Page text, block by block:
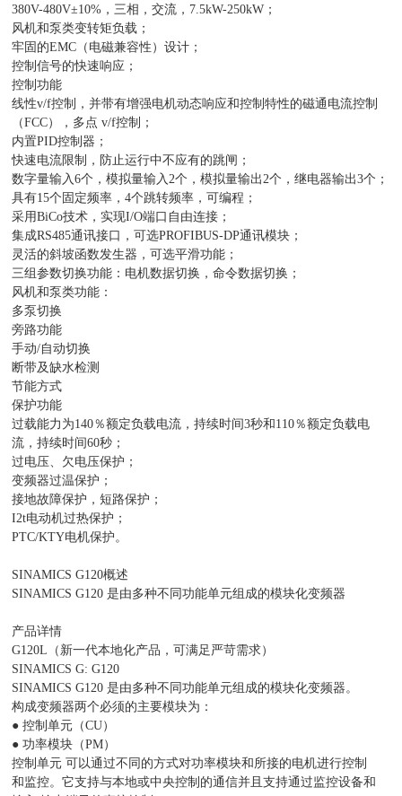
380V-480V±10%，三相，交流，7.5kW-250kW；
风机和泵类变转矩负载；
牢固的EMC（电磁兼容性）设计；
控制信号的快速响应；
控制功能
线性v/f控制，并带有增强电机动态响应和控制特性的磁通电流控制
（FCC），多点 v/f控制；
内置PID控制器；
快速电流限制，防止运行中不应有的跳闸；
数字量输入6个，模拟量输入2个，模拟量输出2个，继电器输出3个；
具有15个固定频率，4个跳转频率，可编程；
采用BiCo技术，实现I/O端口自由连接；
集成RS485通讯接口，可选PROFIBUS-DP通讯模块；
灵活的斜坡函数发生器，可选平滑功能；
三组参数切换功能：电机数据切换，命令数据切换；
风机和泵类功能：
多泵切换
旁路功能
手动/自动切换
断带及缺水检测
节能方式
保护功能
过载能力为140％额定负载电流，持续时间3秒和110％额定负载电
流，持续时间60秒；
过电压、欠电压保护；
变频器过温保护；
接地故障保护，短路保护；
I2t电动机过热保护；
PTC/KTY电机保护。
SINAMICS G120概述
SINAMICS G120 是由多种不同功能单元组成的模块化变频器
产品详情
G120L（新一代本地化产品，可满足严苛需求）
SINAMICS G: G120
SINAMICS G120 是由多种不同功能单元组成的模块化变频器。
构成变频器两个必须的主要模块为：
● 控制单元（CU）
● 功率模块（PM）
控制单元 可以通过不同的方式对功率模块和所接的电机进行控制
和监控。它支持与本地或中央控制的通信并且支持通过监控设备和